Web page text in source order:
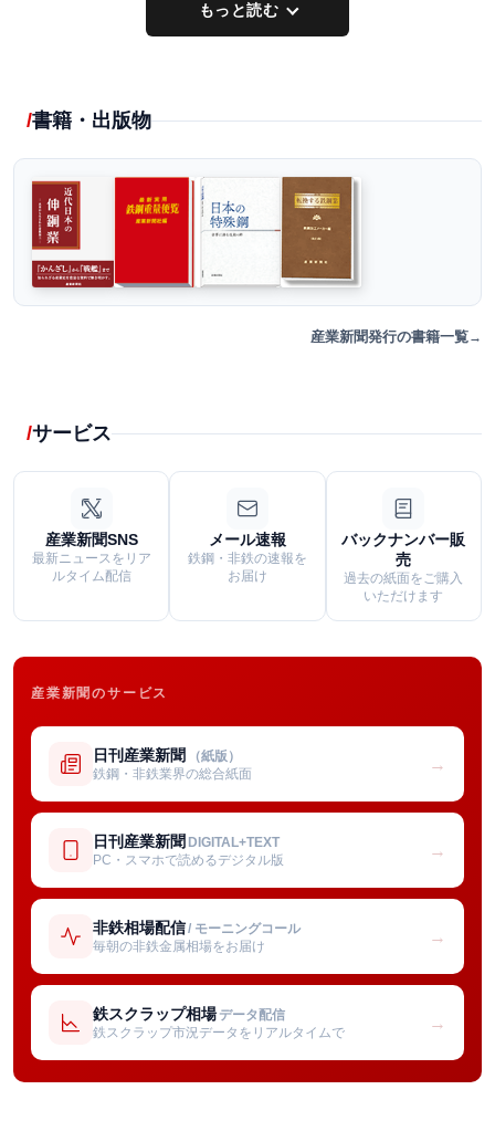
もっと読む
書籍・出版物
産業新聞発行の書籍一覧
サービス
産業新聞SNS
最新ニュースをリア
ルタイム配信
メール速報
鉄鋼・非鉄の速報を
お届け
バックナンバー販
売
過去の紙面をご購入
いただけます
産業新聞のサービス
日刊産業新聞 （紙版）
鉄鋼・非鉄業界の総合紙面
→
日刊産業新聞 DIGITAL+TEXT
PC・スマホで読めるデジタル版
→
非鉄相場配信/ モーニングコール
毎朝の非鉄金属相場をお届け
→
鉄スクラップ相場 データ配信
鉄スクラップ市況データをリアルタイムで
→